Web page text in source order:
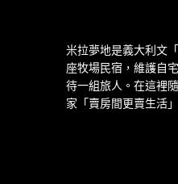
米拉夢地是義大利文
座牧場民宿，維護自
待一組旅人。在這裡
家「賣房間更賣生活